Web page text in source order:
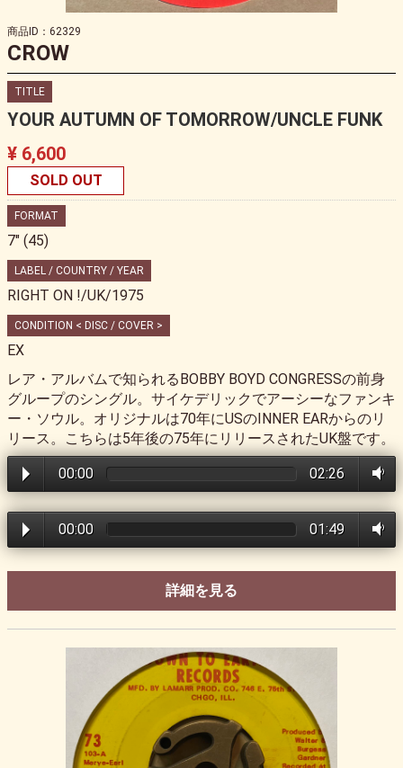
商品ID：62329
CROW
TITLE
YOUR AUTUMN OF TOMORROW/UNCLE FUNK
¥ 6,600
SOLD OUT
FORMAT
7" (45)
LABEL / COUNTRY / YEAR
RIGHT ON !/UK/1975
CONDITION < DISC / COVER >
EX
レア・アルバムで知られるBOBBY BOYD CONGRESSの前身
グループのシングル。サイケデリックでアーシーなファンキ
ー・ソウル。オリジナルは70年にUSのINNER EARからのリ
リース。こちらは5年後の75年にリリースされたUK盤です。
00:00 02:26
00:00 01:49
詳細を見る